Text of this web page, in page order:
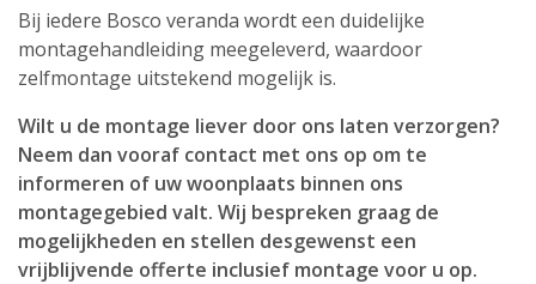
Bij iedere Bosco veranda wordt een duidelijke
montagehandleiding meegeleverd, waardoor
zelfmontage uitstekend mogelijk is.
Wilt u de montage liever door ons laten verzorgen?
Neem dan vooraf contact met ons op om te
informeren of uw woonplaats binnen ons
montagegebied valt. Wij bespreken graag de
mogelijkheden en stellen desgewenst een
vrijblijvende offerte inclusief montage voor u op.